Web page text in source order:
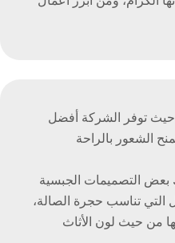
توفر الشركة أفضل
الشعور بالراحة
بعض التصميمات الجبسية
التي تناسب حجرة الصالة،
من حيث لون الأثاث